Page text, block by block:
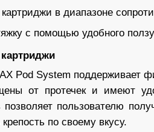
в диапазоне
с помощью удобного
Pod System поддерживает
от протечек и имеют
пользователю
по своему вкусу.